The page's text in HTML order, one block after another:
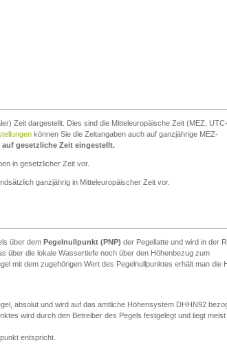
Zeit dargestellt. Dies sind die Mitteleuropäische Zeit (MEZ,
können Sie die Zeitangaben auch auf ganzjährige MEZ-
gesetzliche Zeit eingestellt.
in gesetzlicher Zeit vor.
ganzjährig in Mitteleuropäischer Zeit vor.
über dem Pegelnullpunkt (PNP) der Pegellatte und wird in der
über die lokale Wassertiefe noch über den Höhenbezug zum
mit dem zugehörigen Wert des Pegelnullpunktes erhält man die
absolut und wird auf das amtliche Höhensystem DHHN92
wird durch den Betreiber des Pegels festgelegt und liegt meist
entspricht.